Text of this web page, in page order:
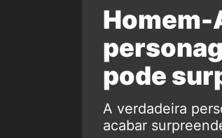
Homem-
pode
A verdadeira
acabar